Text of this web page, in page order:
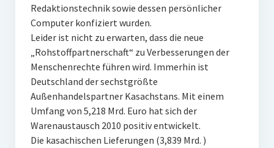
Redaktionstechnik sowie dessen persönlicher
Computer konfiziert wurden.
Leider ist nicht zu erwarten, dass die neue
„Rohstoffpartnerschaft“ zu Verbesserungen der
Menschenrechte führen wird. Immerhin ist
Deutschland der sechstgrößte
Außenhandelspartner Kasachstans. Mit einem
Umfang von 5,218 Mrd. Euro hat sich der
Warenaustausch 2010 positiv entwickelt.
Die kasachischen Lieferungen (3,839 Mrd. )